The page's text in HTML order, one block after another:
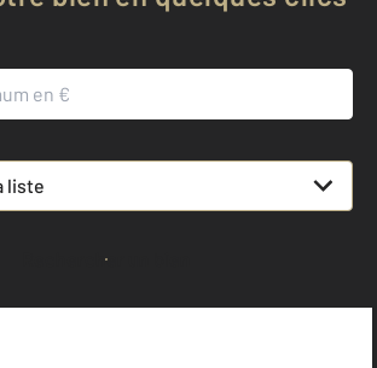
liste
Rechercher un bien